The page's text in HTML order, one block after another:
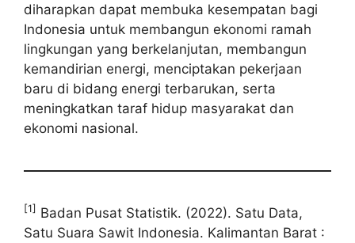
diharapkan dapat membuka kesempatan bagi
Indonesia untuk membangun ekonomi ramah
lingkungan yang berkelanjutan, membangun
kemandirian energi, menciptakan pekerjaan
baru di bidang energi terbarukan, serta
meningkatkan taraf hidup masyarakat dan
ekonomi nasional.
[1] Badan Pusat Statistik. (2022). Satu Data,
Satu Suara Sawit Indonesia. Kalimantan Barat :